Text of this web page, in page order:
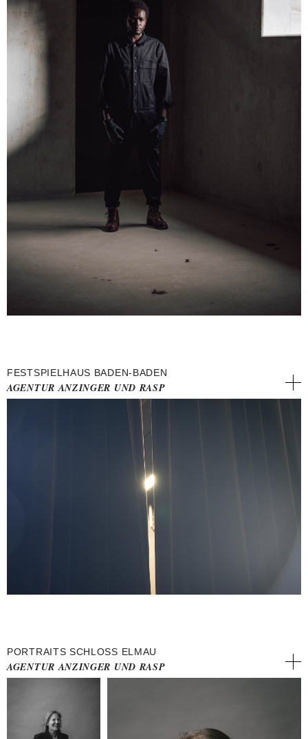
FESTSPIELHAUS BADEN-BADEN
AGENTUR ANZINGER UND RASP
PORTRAITS SCHLOSS ELMAU
AGENTUR ANZINGER UND RASP